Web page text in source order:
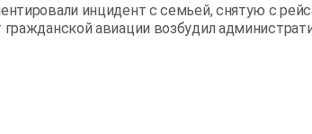
инцидент с семьей, снятую с
авиации возбудил